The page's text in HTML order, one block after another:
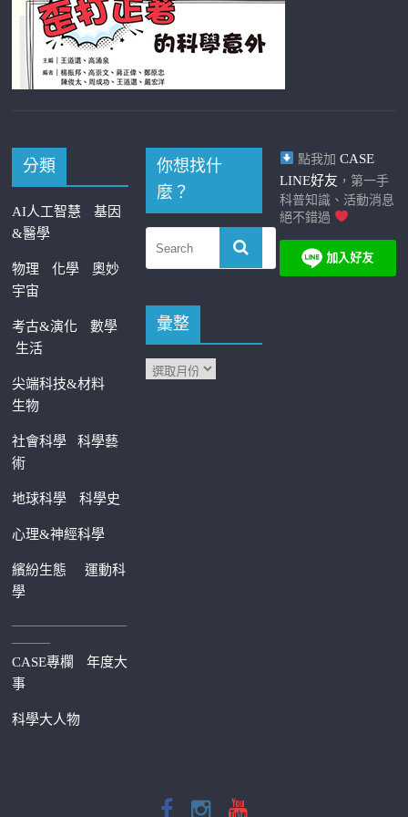
分類
AI人工智慧
基因
&醫學
物理 化學
奧妙
宇宙
考古&演化
數學
生活
尖端科技&材料
生物
社會科學科學藝
術
地球科學 科學史
心理&神經科學
繽紛生態運動科
學
—————————
———
CASE專欄
年度大
事
科學大人物
你想找什
麼？
彙整
點我加 CASE
LINE好友 ，第一手
科普知識、活動消息
絕不錯過